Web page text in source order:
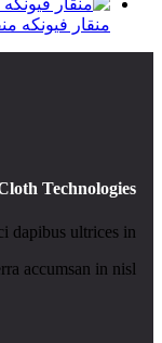
منقار فيونكه
Technologies
dapibus ultrices in.
accumsan in nisl.